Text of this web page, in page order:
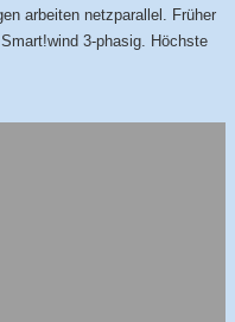
arbeiten netzparallel. Früher
3-phasig. Höchste